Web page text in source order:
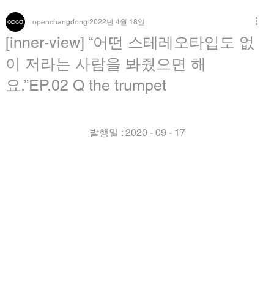
[inner-view] “어떤 스테레오타입도 없
이 저라는 사람을 봐줬으면 해
요.”EP.02 Q the trumpet
openchangdong 2022년 4월 18일
발행일 : 2020 - 09 - 17